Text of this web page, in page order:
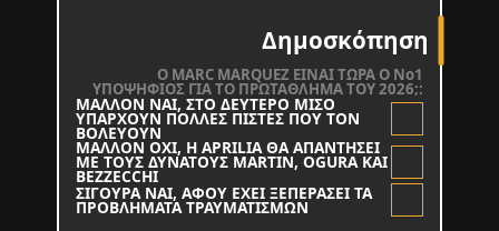
Δημοσκόπηση
O MARC MARQUEZ ΕΙΝΑΙ ΤΩΡΑ Ο Νο1
ΥΠΟΨΗΦΙΟΣ ΓΙΑ ΤΟ ΠΡΩΤΑΘΛΗΜΑ ΤΟΥ 2026;:
ΜΑΛΛΟΝ ΝΑΙ, ΣΤΟ ΔΕΥΤΕΡΟ ΜΙΣΟ
ΥΠΑΡΧΟΥΝ ΠΟΛΛΕΣ ΠΙΣΤΕΣ ΠΟΥ ΤΟΝ
ΒΟΛΕΥΟΥΝ
ΜΑΛΛΟΝ ΟΧΙ, Η APRILIA ΘΑ ΑΠΑΝΤΗΣΕΙ
ΜΕ ΤΟΥΣ ΔΥΝΑΤΟΥΣ MARTIN, OGURA KAI
BEZZECCHI
ΣΙΓΟΥΡΑ ΝΑΙ, ΑΦΟΥ ΕΧΕΙ ΞΕΠΕΡΑΣΕΙ ΤΑ
ΠΡΟΒΛΗΜΑΤΑ ΤΡΑΥΜΑΤΙΣΜΩΝ